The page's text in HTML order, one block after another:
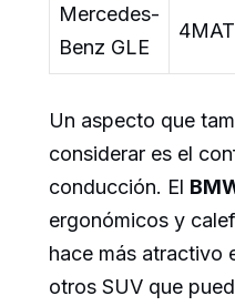
Mercedes-
Benz GLE
Un aspecto que
considerar es el
conducción. El
ergonómicos y
hace más atractivo
otros SUV que